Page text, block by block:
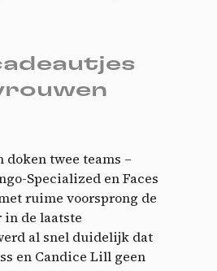
doken twee teams –
Specialized en Faces
ruime voorsprong de
de laatste
al snel duidelijk dat
en Candice Lill geen